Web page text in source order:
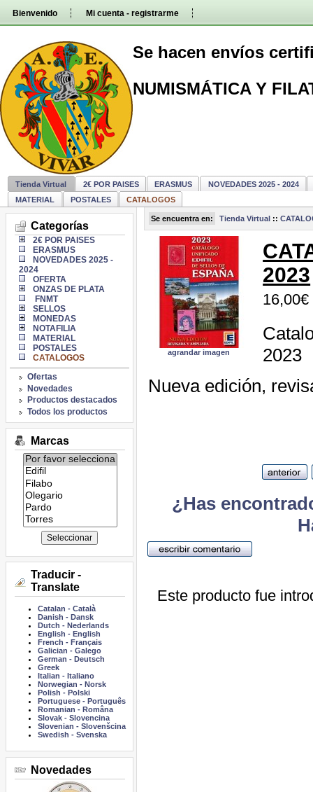
directamente
Bienvenido Mi cuenta - registrarme
Se hacen envíos
NUMISMÁTICA Y
Tienda Virtual 2€ POR PAISES ERASMUS
NOVEDADES 2025 - 2024
MATERIAL
POSTALES CATALOGOS
Categorías
2€ POR PAISES
ERASMUS
NOVEDADES 2025 -
2024
OFERTA
ONZAS DE PLATA
FNMT
SELLOS
MONEDAS
NOTAFILIA
MATERIAL
POSTALES
CATALOGOS
Ofertas
Novedades
Productos destacados
Todos los productos
Marcas
Listado
de
marcas:
Traducir -
Translate
Catalan -Català
Danish - Dansk
Dutch - Nederlands
English - English
French - Français
Galician -Galego
German - Deutsch
Greek
Italian - Italiano
Norwegian - Norsk
Polish - Polski
Portuguese - Português
Romanian - Româna
Slovak -Slovencina
Slovenian -Slovenšcina
Swedish -Svenska
Novedades
Se encuentra en: Tienda Virtual::
agrandar imagen
2023
16,00€
2023
Nueva edición,
¿Has
Este producto fue